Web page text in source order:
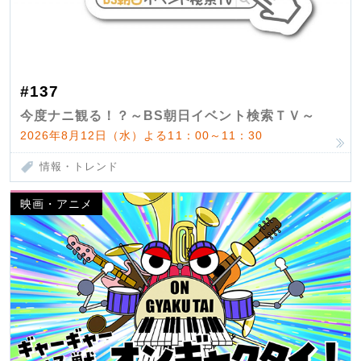
#137
今度ナニ観る！？～BS朝日イベント検索ＴＶ～
2026年8月12日（水）よる11：00～11：30
情報・トレンド
映画・アニメ